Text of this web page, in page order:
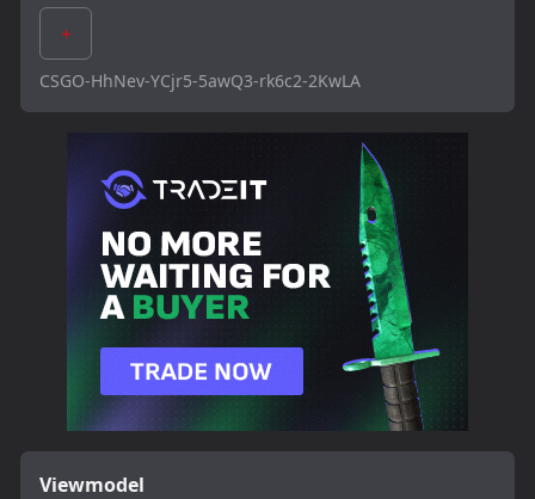
CSGO-HhNev-YCjr5-5awQ3-rk6c2-2KwLA
Viewmodel